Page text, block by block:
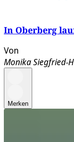
In Oberberg
Von
Monika Siegfried-
Merken